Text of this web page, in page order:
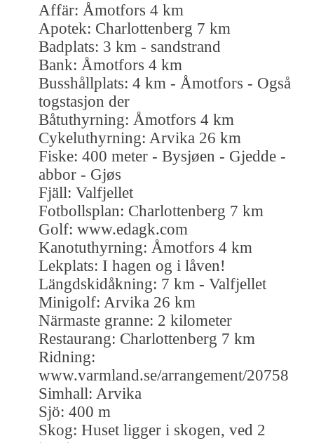
Affär: Åmotfors 4 km
Apotek: Charlottenberg 7 km
Badplats: 3 km - sandstrand
Bank: Åmotfors 4 km
Busshållplats: 4 km - Åmotfors - Også
togstasjon der
Båtuthyrning: Åmotfors 4 km
Cykeluthyrning: Arvika 26 km
Fiske: 400 meter - Bysjøen - Gjedde -
abbor - Gjøs
Fjäll: Valfjellet
Fotbollsplan: Charlottenberg 7 km
Golf: www.edagk.com
Kanotuthyrning: Åmotfors 4 km
Lekplats: I hagen og i låven!
Längdskidåkning: 7 km - Valfjellet
Minigolf: Arvika 26 km
Närmaste granne: 2 kilometer
Restaurang: Charlottenberg 7 km
Ridning:
www.varmland.se/arrangement/20758
Simhall: Arvika
Sjö: 400 m
Skog: Huset ligger i skogen, ved 2